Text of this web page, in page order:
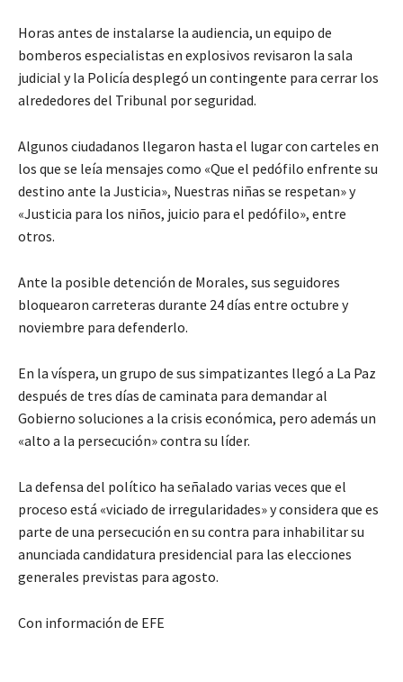
Horas antes de instalarse la audiencia, un equipo de
bomberos especialistas en explosivos revisaron la sala
judicial y la Policía desplegó un contingente para cerrar los
alrededores del Tribunal por seguridad.
Algunos ciudadanos llegaron hasta el lugar con carteles en
los que se leía mensajes como «Que el pedófilo enfrente su
destino ante la Justicia», Nuestras niñas se respetan» y
«Justicia para los niños, juicio para el pedófilo», entre
otros.
Ante la posible detención de Morales, sus seguidores
bloquearon carreteras durante 24 días entre octubre y
noviembre para defenderlo.
En la víspera, un grupo de sus simpatizantes llegó a La Paz
después de tres días de caminata para demandar al
Gobierno soluciones a la crisis económica, pero además un
«alto a la persecución» contra su líder.
La defensa del político ha señalado varias veces que el
proceso está «viciado de irregularidades» y considera que es
parte de una persecución en su contra para inhabilitar su
anunciada candidatura presidencial para las elecciones
generales previstas para agosto.
Con información de EFE